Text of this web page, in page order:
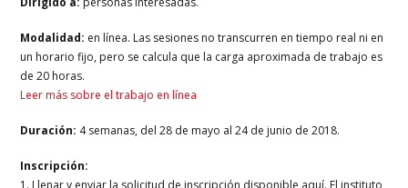
Modalidad: en línea. Las sesiones no transcurren en tiempo real ni en
un horario fijo, pero se calcula que la carga aproximada de trabajo es
de 20 horas.
Leer más sobre el trabajo en línea
Duración: 4 semanas, del 28 de mayo al 24 de junio de 2018.
Inscripción:
1. Llenar y enviar la solicitud de inscripción disponible aquí. El instituto